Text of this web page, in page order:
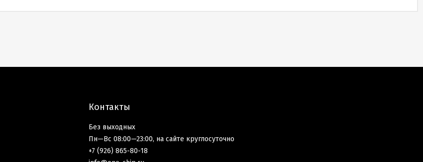
Контакты
Без выходных
Пн—Вс 08:00—23:00, на сайте круглосуточно
+7 (926) 865-80-18